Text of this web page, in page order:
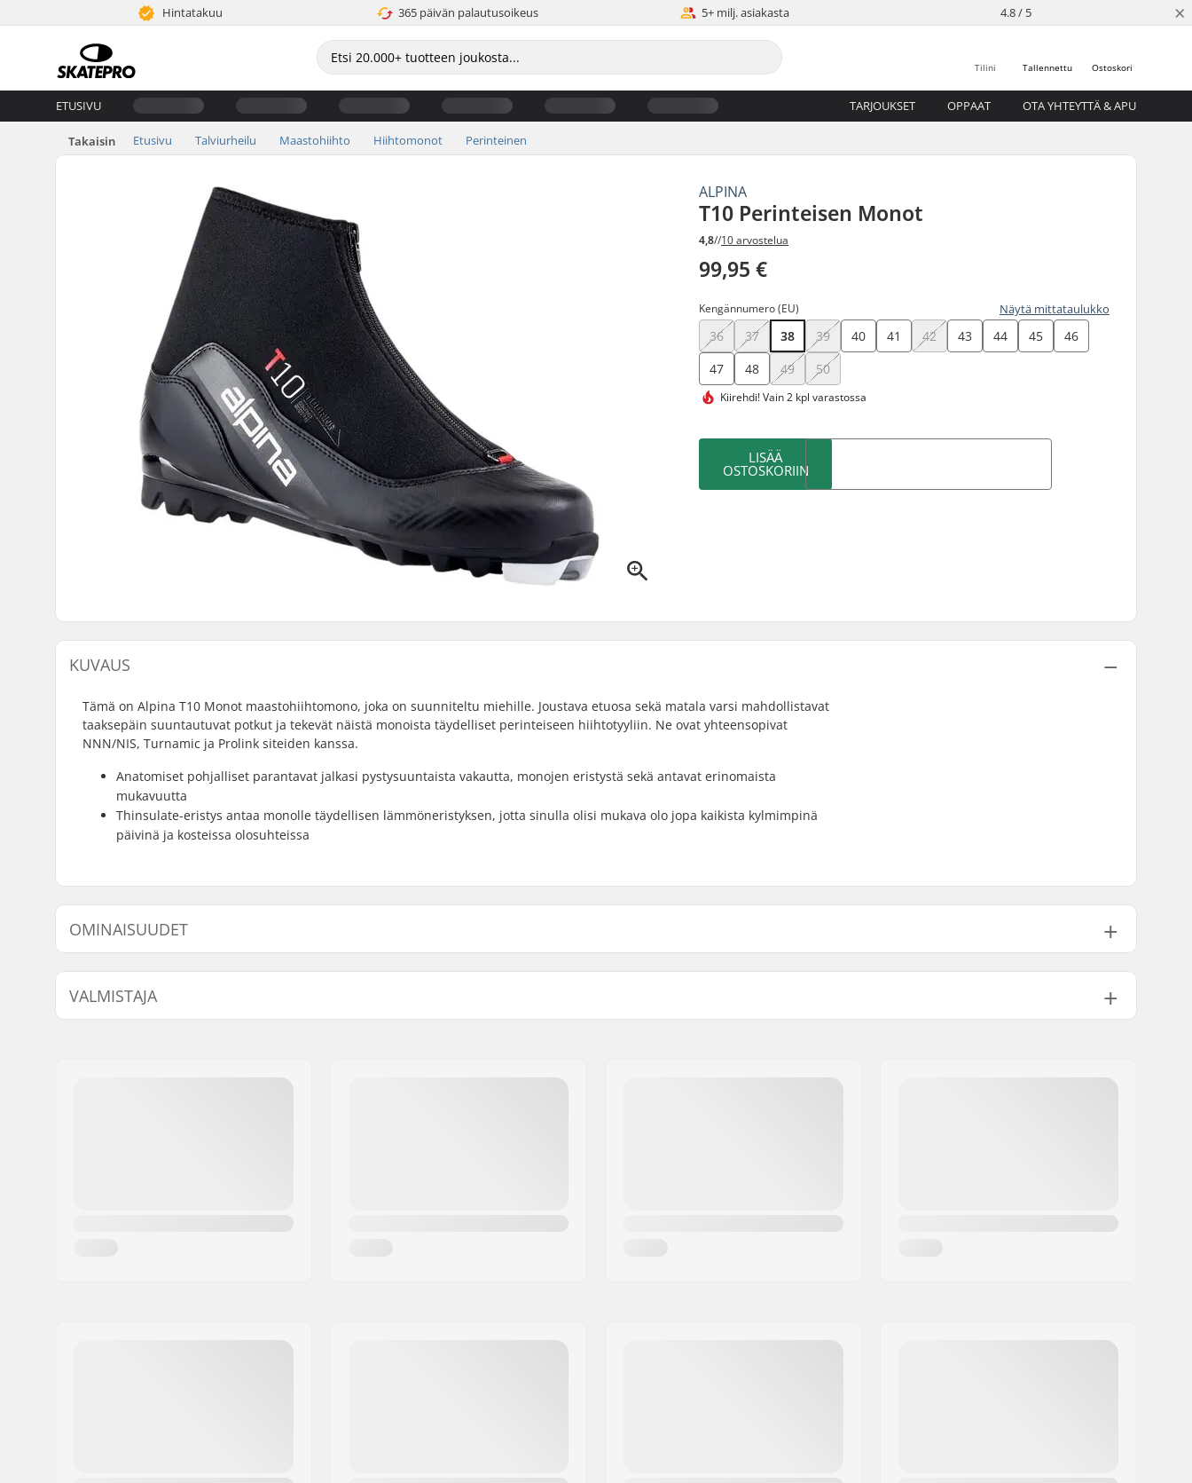
Hintatakuu 365 päivän palautusoikeus 5+ milj. asiakasta 4.8 / 5 ×
Ostoskori
Tallennettu
Tilini
ETUSIVU TARJOUKSET OPPAAT OTA YHTEYTTÄ & APU
Takaisin Etusivu Talviurheilu Maastohiihto Hiihtomonot Perinteinen
ALPINA
T10 Perinteisen Monot
4,8//10 arvostelua
99,95 €
Kengännumero (EU) Näytä mittataulukko
36 37 38 39 40 41 42 43 44 45
46
47
48 49 50
Kiirehdi!Vain 2 kpl varastossa
LISÄÄ
OSTOSKORIIN
KUVAUS
Tämä on Alpina T10 Monot maastohiihtomono, joka on suunniteltu miehille. Joustava etuosa sekä matala varsi mahdollistavat
taaksepäin suuntautuvat potkut ja tekevät näistä monoista täydelliset perinteiseen hiihtotyyliin. Ne ovat yhteensopivat
NNN/NIS, Turnamic ja Prolink siteiden kanssa.
Anatomiset pohjalliset parantavat jalkasi pystysuuntaista vakautta, monojen eristystä sekä antavat erinomaista
mukavuutta
Thinsulate-eristys antaa monolle täydellisen lämmöneristyksen, jotta sinulla olisi mukava olo jopa kaikista kylmimpinä
päivinä ja kosteissa olosuhteissa
OMINAISUUDET
Lisäominaisuudet: Anatomic footbed, Thinsulate,
Yhteensopivat siteet:
NNN/NIS,Turnamic,Prolink
Suksen tyyppi:
Perinteinen
VALMISTAJA